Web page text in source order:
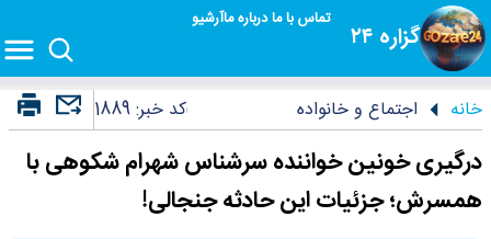
گزاره ۲۴
تماس با مادرباره ماآرشیو
خانه اجتماع و خانواده کد خبر:1889
درگیری خونین خواننده سرشناس شهرام شکوهی با
همسرش؛ جزئیات این حادثه جنجالی!